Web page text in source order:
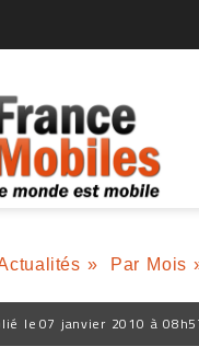
» Par Mois
le 07 janvier 2010 à